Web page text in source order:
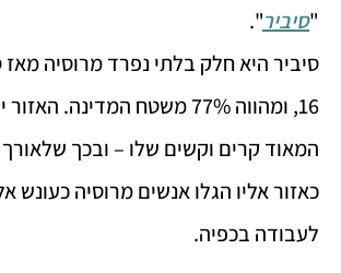
"סיביר".
סיביר היא חלק בלתי נפרד מרוסיה
16, ומהווה 77% משטח המדינה.
המאוד קרים וקשים שלו – ובכך
כאזור אליו הגלו אנשים מרוסיה כעונש
לעבודה בכפיה.